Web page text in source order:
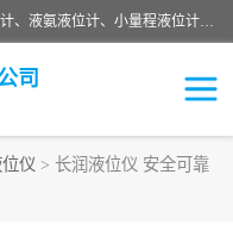
河南福瑞德仪表有限公司是生产销售电容液位计、液氨液位计、小量程液位计定制、智能锅炉水位计、液氮液位计等；并在产品开发、研制的过程中，吸取国内外仪器仪表的技术精华，建立了一支高、精、尖的科研开发队伍，使产品性能不断升级。
司
仪 > 长润液位仪 安全可靠